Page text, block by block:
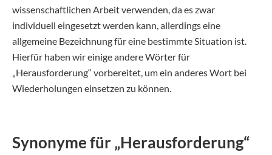
wissenschaftlichen Arbeit verwenden, da es zwar
individuell eingesetzt werden kann, allerdings eine
allgemeine Bezeichnung für eine bestimmte Situation ist.
Hierfür haben wir einige andere Wörter für
„Herausforderung“ vorbereitet, um ein anderes Wort bei
Wiederholungen einsetzen zu können.
Synonyme für „Herausforderung“